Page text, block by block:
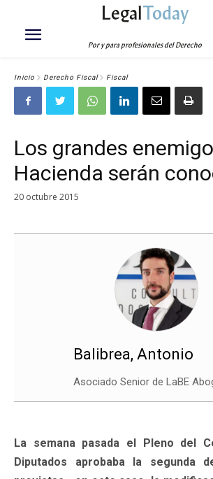
LegalToday
Por y para profesionales del Derecho
Inicio Derecho Fiscal Fiscal
Los grandes
Hacienda serán
20 octubre 2015
Balibrea, Antonio
Asociado Senior de LaBE
La semana pasada el Pleno del
Diputados aprobaba la segunda